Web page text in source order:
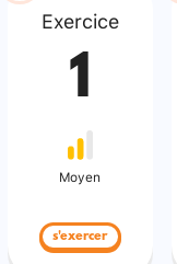
Exercice
1
Moyen
s'exercer